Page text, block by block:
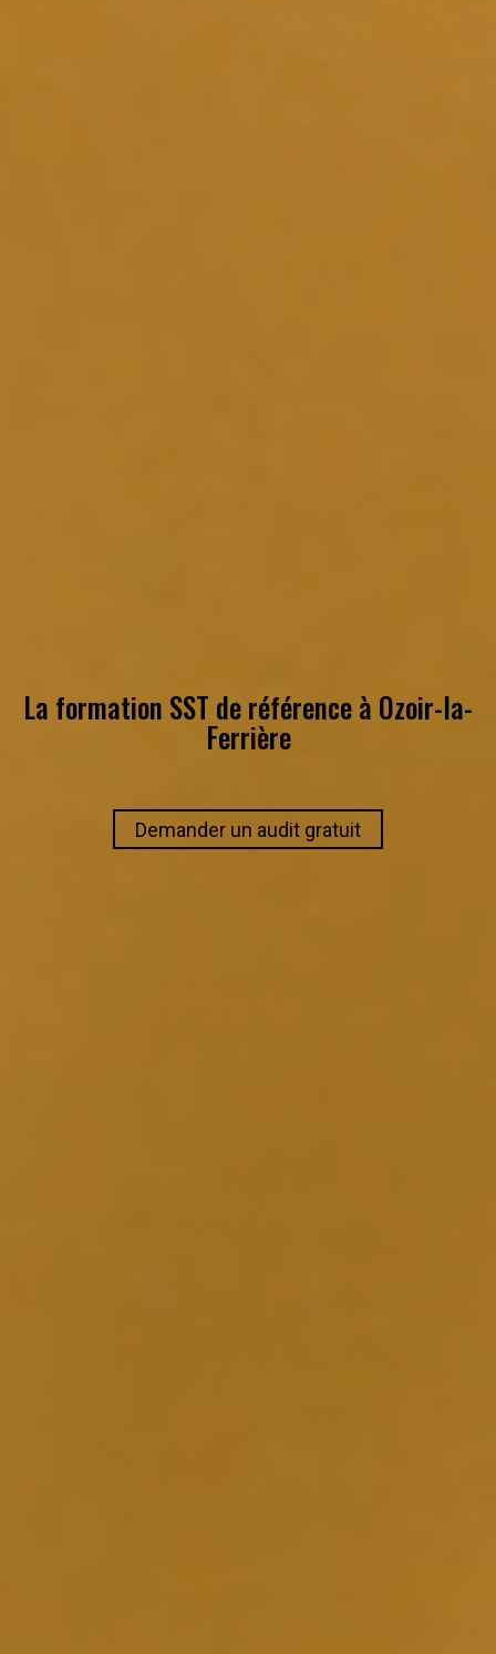
La formation SST de référence à Ozoir-la-
Ferrière
Demander un audit gratuit